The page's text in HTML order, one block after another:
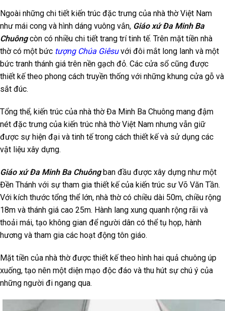
Ngoài những chi tiết kiến trúc đặc trưng của nhà thờ Việt Nam
như mái cong và hình dáng vuông vắn, Giáo xứ Đa Minh Ba
Chuôngcòn có nhiều chi tiết trang trí tinh tế. Trên mặt tiền nhà
thờ có một bức tượng Chúa Giêsuvới đôi mắt long lanh và một
bức tranh thánh giá trên nền gạch đỏ. Các cửa sổ cũng được
thiết kế theo phong cách truyền thống với những khung cửa gỗ và
sắt đúc.
Tổng thể, kiến trúc của nhà thờ Đa Minh Ba Chuông mang đậm
nét đặc trưng của kiến trúc nhà thờ Việt Nam nhưng vẫn giữ
được sự hiện đại và tinh tế trong cách thiết kế và sử dụng các
vật liệu xây dựng.
Giáo xứ Đa Minh Ba Chuôngban đầu được xây dựng như một
Đền Thánh với sự tham gia thiết kế của kiến trúc sư Võ Văn Tần.
Với kích thước tổng thể lớn, nhà thờ có chiều dài 50m, chiều rộng
18m và thánh giá cao 25m. Hành lang xung quanh rộng rãi và
thoải mái, tạo không gian để người dân có thể tụ họp, hành
hương và tham gia các hoạt động tôn giáo.
Mặt tiền của nhà thờ được thiết kế theo hình hai quả chuông úp
xuống, tạo nên một diện mạo độc đáo và thu hút sự chú ý của
những người đi ngang qua.